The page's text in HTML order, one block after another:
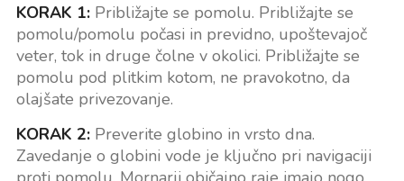
KORAK 1:Približajte se pomolu. Približajte se
pomolu/pomolu počasi in previdno, upoštevajoč
veter, tok in druge čolne v okolici. Približajte se
pomolu pod plitkim kotom, ne pravokotno, da
olajšate privezovanje.
KORAK 2:Preverite globino in vrsto dna.
Zavedanje o globini vode je ključno pri navigaciji